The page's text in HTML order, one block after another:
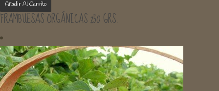
Añadir Al Carrito
FRAMBUESAS ORGÁNICAS 250 GRS.